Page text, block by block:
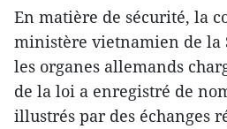
En matière de sécurité, la
ministère vietnamien de la
les organes allemands
de la loi a enregistré de
illustrés par des échanges